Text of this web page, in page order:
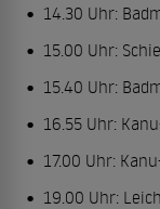
14.30 Uhr:
15.00 Uhr:
15.40 Uhr:
16.55 Uhr:
17.00 Uhr:
19.00 Uhr: